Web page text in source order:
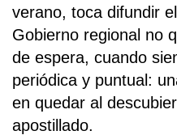
verano, toca difundir
Gobierno regional no
de espera, cuando
periódica y puntual:
en quedar al
apostillado.